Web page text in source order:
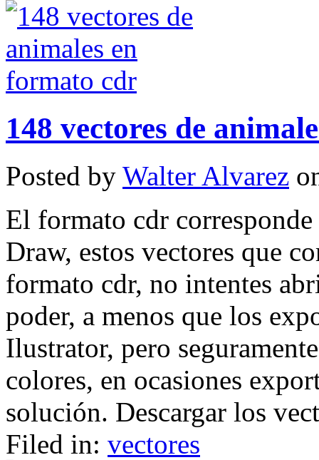
148 vectores de
Posted by Walter Alvarez
El formato cdr
Draw, estos vectores que
formato cdr, no intentes
poder, a menos que los
Ilustrator, pero
colores, en ocasiones
solución. Descargar los
Filed in: vectores